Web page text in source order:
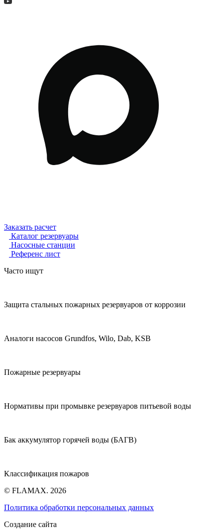
Заказать расчет
Каталог резервуары
Насосные станции
Референс лист
Часто ищут
Защита стальных пожарных резервуаров от коррозии
Аналоги насосов Grundfos, Wilo, Dab, KSB
Пожарные резервуары
Нормативы при промывке резервуаров питьевой воды
Бак аккумулятор горячей воды (БАГВ)
Классификация пожаров
© FLAMAX. 2026
Политика обработки персональных данных
Создание сайта